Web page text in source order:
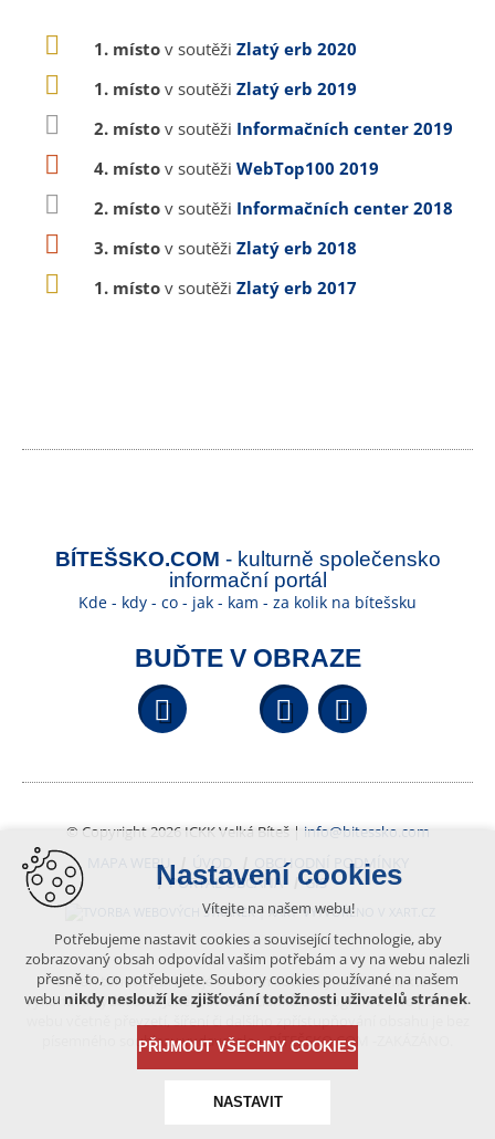
1. místo v soutěži Zlatý erb 2020
1. místo v soutěži Zlatý erb 2019
2. místo v soutěži Informačních center 2019
4. místo v soutěži WebTop100 2019
2. místo v soutěži Informačních center 2018
3. místo v soutěži Zlatý erb 2018
1. místo v soutěži Zlatý erb 2017
BÍTEŠSKO.COM - kulturně společensko
informační portál
Kde - kdy - co - jak - kam - za kolik na bítešsku
BUĎTE V OBRAZE
Facebook YouTube
© Copyright 2026 ICKK Velká Bíteš | info@bitessko.com
MAPA WEBU
ÚVOD
OBCHODNÍ PODMÍNKY
PORTÁL OBČANA
GIS
VYTVOŘENO V XART.CZ
Obsah tohoto portálu je chráněn autorským právem, které
vykonává vydavatel. Jakékoliv užití článků a fotografií z této podoby
písemného souhlasu vydavatele – BÍTEŠSKO.COM -ZAKÁZÁNO.
Nastavení cookies
Vítejte na našem webu!
Potřebujeme nastavit cookies a související technologie, aby
zobrazovaný obsah odpovídal vašim potřebám a vy na webu nalezli
přesně to, co potřebujete. Soubory cookies používané na našem
webu nikdy neslouží ke zjišťování totožnosti uživatelů stránek.
PŘIJMOUT VŠECHNY COOKIES
NASTAVIT